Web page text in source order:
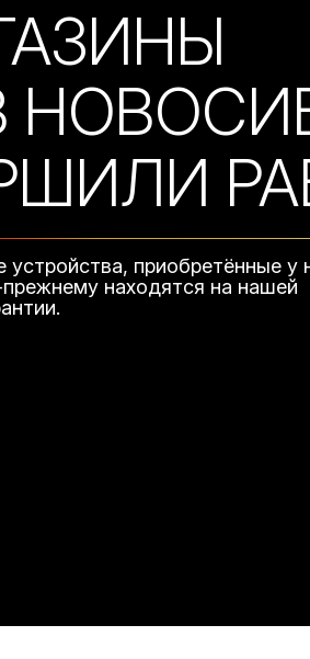
устройства, приобретённые у
находятся на нашей